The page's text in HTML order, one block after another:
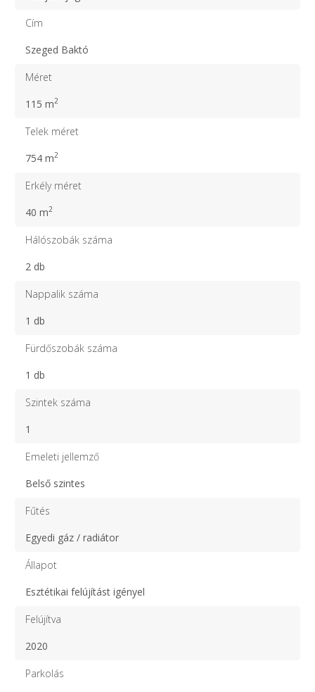
Cím
Szeged Baktó
Méret
115 m2
Telek méret
754 m2
Erkély méret
40 m2
Hálószobák száma
2 db
Nappalik száma
1 db
Fürdőszobák száma
1 db
Szintek száma
1
Emeleti jellemző
Belső szintes
Fűtés
Egyedi gáz / radiátor
Állapot
Esztétikai felújítást igényel
Felújítva
2020
Parkolás